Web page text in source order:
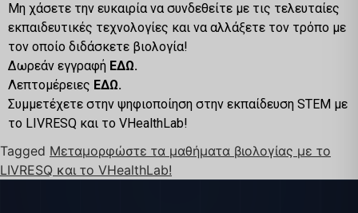
Μη χάσετε την ευκαιρία να συνδεθείτε με τις τελευταίες
εκπαιδευτικές τεχνολογίες και να αλλάξετε τον τρόπο με
τον οποίο διδάσκετε βιολογία!
Δωρεάν εγγραφή ΕΔΩ.
Λεπτομέρειες ΕΔΩ.
Συμμετέχετε στην ψηφιοποίηση στην εκπαίδευση STEM με
το LIVRESQ και το VHealthLab!
Tagged Μεταμορφώστε τα μαθήματα βιολογίας με το
LIVRESQ και το VHealthLab!